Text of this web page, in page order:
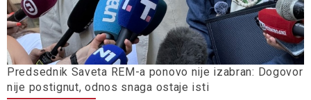
Predsednik Saveta REM-a ponovo nije izabran: Dogovor
nije postignut, odnos snaga ostaje isti